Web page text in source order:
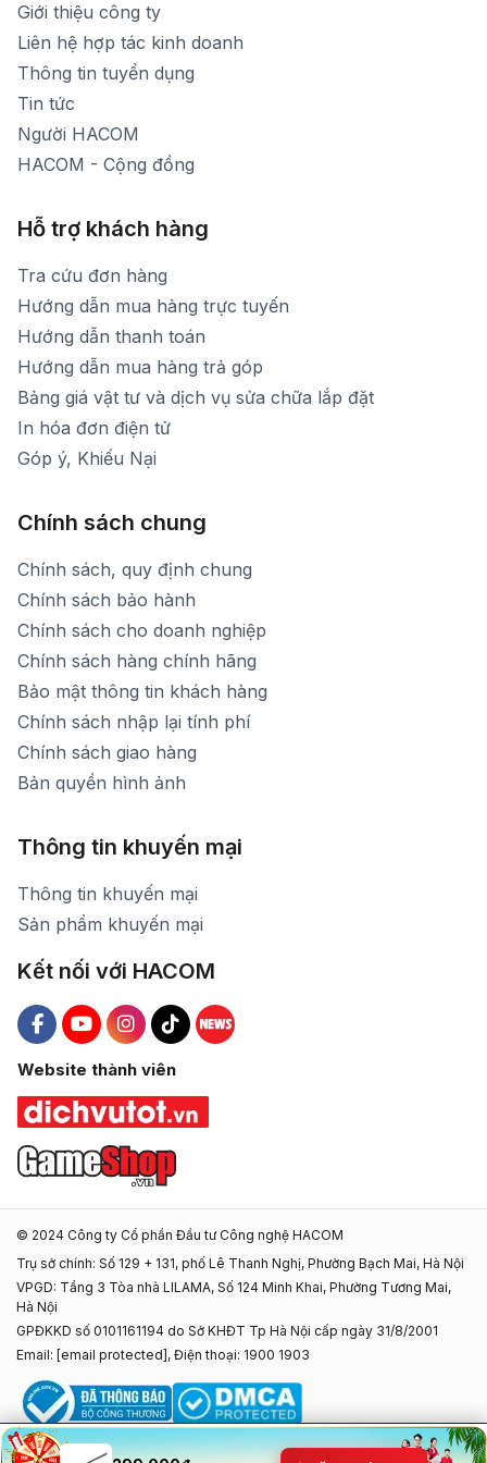
1900 1903 (máy lẻ 160)
[email protected]
Thời gian mở cửa: Từ 8h30-20h hàng ngày
Giới thiệu công ty
Liên hệ hợp tác kinh doanh
Thông tin tuyển dụng
Tin tức
Người HACOM
HACOM - Cộng đồng
Hỗ trợ khách hàng
Tra cứu đơn hàng
Hướng dẫn mua hàng trực tuyến
Hướng dẫn thanh toán
Hướng dẫn mua hàng trả góp
Bảng giá vật tư và dịch vụ sửa chữa lắp đặt
In hóa đơn điện tử
Góp ý, Khiếu Nại
Chính sách chung
Chính sách, quy định chung
Chính sách bảo hành
Chính sách cho doanh nghiệp
Chính sách hàng chính hãng
Bảo mật thông tin khách hàng
Chính sách nhập lại tính phí
Chính sách giao hàng
Bản quyền hình ảnh
Thông tin khuyến mại
Thông tin khuyến mại
Sản phẩm khuyến mại
Kết nối với HACOM
Hacom Facebook
Hacom YouTube
Hacom Instagram
Hacom TikTok
Website thành viên
© 2024 Công ty Cổ phần Đầu tư Công nghệ HACOM
Trụ sở chính: Số 129 + 131, phố Lê Thanh Nghị, Phường Bạch Mai, Hà Nội
VPGD: Tầng 3 Tòa nhà LILAMA, Số 124 Minh Khai, Phường Tương Mai,
Hà Nội
GPĐKKD số 0101161194 do Sở KHĐT Tp Hà Nội cấp ngày 31/8/2001
Email: [email protected] , Điện thoại: 1900 1903